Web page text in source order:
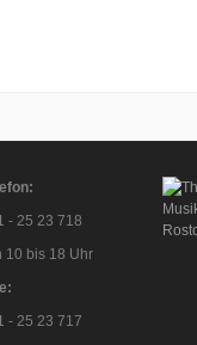
- 25 23 718
10 bis 18 Uhr
- 25 23 717